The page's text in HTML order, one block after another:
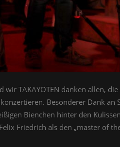
TAKAYOTEN danken allen,
Besonderer Dank an
Bienchen hinter den
Friedrich als den „master of